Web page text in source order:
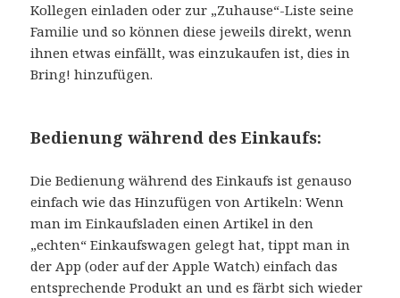
Kollegen einladen oder zur „Zuhause“-Liste seine
Familie und so können diese jeweils direkt, wenn
ihnen etwas einfällt, was einzukaufen ist, dies in
Bring! hinzufügen.
Bedienung während des Einkaufs:
Die Bedienung während des Einkaufs ist genauso
einfach wie das Hinzufügen von Artikeln: Wenn
man im Einkaufsladen einen Artikel in den
„echten“ Einkaufswagen gelegt hat, tippt man in
der App (oder auf der Apple Watch) einfach das
entsprechende Produkt an und es färbt sich wieder